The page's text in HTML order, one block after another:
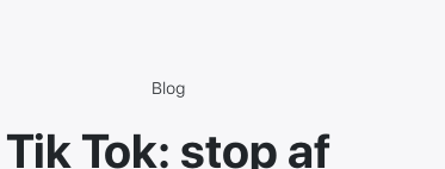
Blog
Tik Tok: stop af